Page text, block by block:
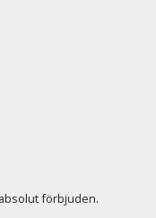
förbjuden.